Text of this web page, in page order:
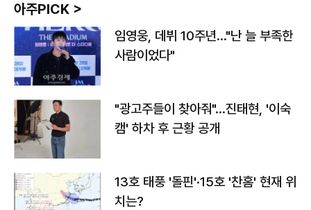
아주PICK >
임영웅, 데뷔 10주년…"난 늘 부족한
사람이었다"
"광고주들이 찾아줘"…진태현, '이숙
캠' 하차 후 근황 공개
13호 태풍 '돌핀'·15호 '찬홈' 현재 위
치는?